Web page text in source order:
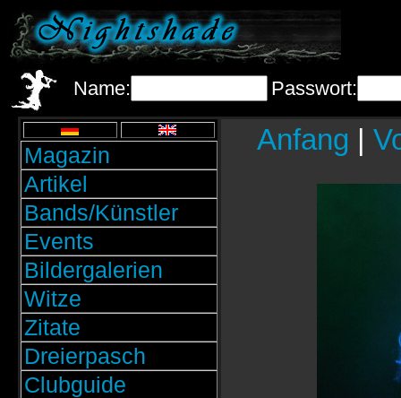
Name: Passwort:
Magazin
Artikel
Bands/Künstler
Events
Bildergalerien
Witze
Zitate
Dreierpasch
Clubguide
Anfang |